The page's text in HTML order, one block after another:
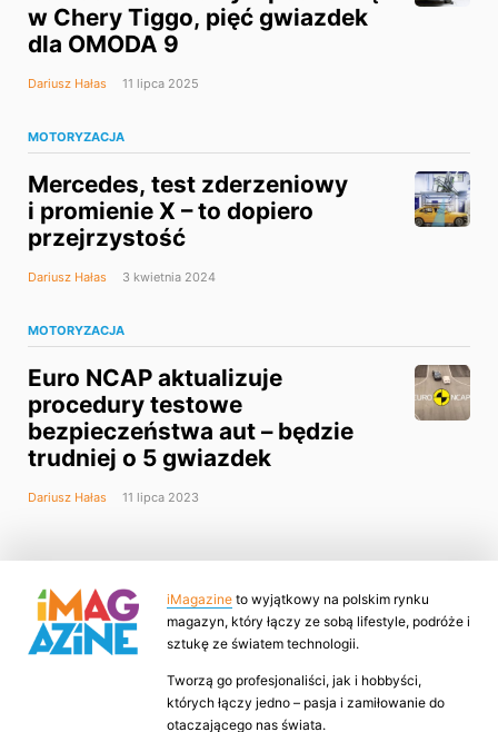
w Chery Tiggo, pięć gwiazdek
dla OMODA 9
Dariusz Hałas 11 lipca 2025
MOTORYZACJA
Mercedes, test zderzeniowy
i promienie X – to dopiero
przejrzystość
Dariusz Hałas 3 kwietnia 2024
MOTORYZACJA
Euro NCAP aktualizuje
procedury testowe
bezpieczeństwa aut – będzie
trudniej o 5 gwiazdek
Dariusz Hałas 11 lipca 2023
iMagazine to wyjątkowy na polskim rynku
magazyn, który łączy ze sobą lifestyle, podróże i
sztukę ze światem technologii.
Tworzą go profesjonaliści, jak i hobbyści,
których łączy jedno – pasja i zamiłowanie do
otaczającego nas świata.